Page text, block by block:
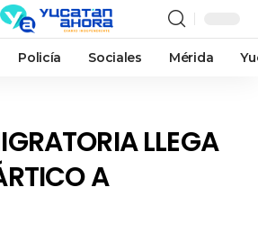
Policía Sociales Mérida
LLEGA
A